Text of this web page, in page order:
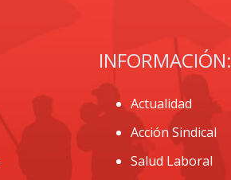
INFORMACIÓN:
Actualidad
Acción Sindical
Salud Laboral